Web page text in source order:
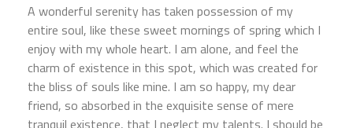
A wonderful serenity has taken possession of my
entire soul, like these sweet mornings of spring which I
enjoy with my whole heart. I am alone, and feel the
charm of existence in this spot, which was created for
the bliss of souls like mine. I am so happy, my dear
friend, so absorbed in the exquisite sense of mere
tranquil existence, that I neglect my talents. I should be